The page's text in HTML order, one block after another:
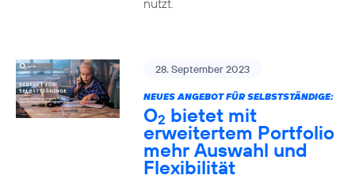
nutzt.
28. September 2023
NEUES ANGEBOT FÜR SELBSTSTÄNDIGE:
O2 bietet mit
erweitertem Portfolio
mehr Auswahl und
Flexibilität